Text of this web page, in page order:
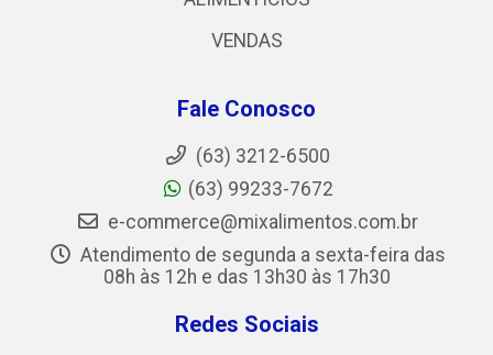
VENDAS
Fale Conosco
(63) 3212-6500
(63) 99233-7672
e-commerce@mixalimentos.com.br
Atendimento de segunda a sexta-feira das
08h às 12h e das 13h30 às 17h30
Redes Sociais